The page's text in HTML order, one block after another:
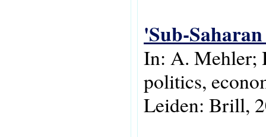
'Sub-
In: A. Mehler;
politics,
Leiden: Brill,